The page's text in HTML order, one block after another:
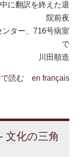
に翻訳を終えた退
院前夜
ター、716号病室
で
川田順造
で読む en français
文化の三角